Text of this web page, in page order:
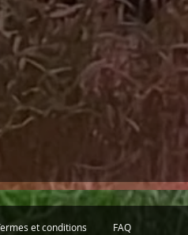
et conditions FAQ